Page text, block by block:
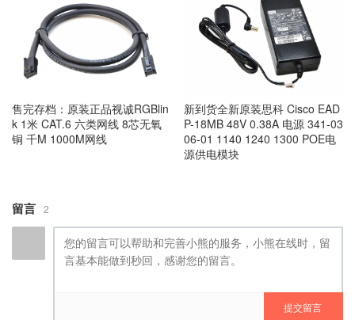
售完存档：原装正品视诚RGBlin
k 1米 CAT.6 六类网线 8芯无氧
铜 千M 1000M网线
新到货全新原装思科 Cisco EAD
P-18MB 48V 0.38A 电源 341-03
06-01 1140 1240 1300 POE电
源供电模块
留言 2
提交留言